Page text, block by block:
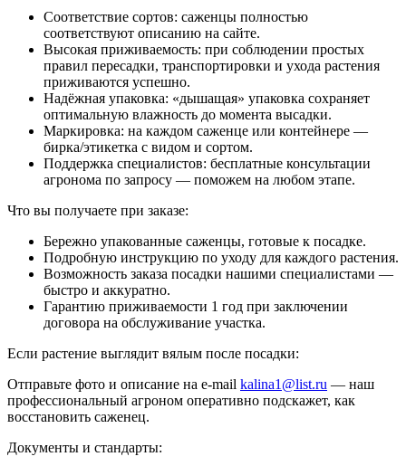
Соответствие сортов: саженцы полностью
соответствуют описанию на сайте.
Высокая приживаемость: при соблюдении простых
правил пересадки, транспортировки и ухода растения
приживаются успешно.
Надёжная упаковка: «дышащая» упаковка сохраняет
оптимальную влажность до момента высадки.
Маркировка: на каждом саженце или контейнере —
бирка/этикетка с видом и сортом.
Поддержка специалистов: бесплатные консультации
агронома по запросу — поможем на любом этапе.
Что вы получаете при заказе:
Бережно упакованные саженцы, готовые к посадке.
Подробную инструкцию по уходу для каждого растения.
Возможность заказа посадки нашими специалистами —
быстро и аккуратно.
Гарантию приживаемости 1 год при заключении
договора на обслуживание участка.
Если растение выглядит вялым после посадки:
Отправьте фото и описание на e-mail kalina1@list.ru — наш
профессиональный агроном оперативно подскажет, как
восстановить саженец.
Документы и стандарты: